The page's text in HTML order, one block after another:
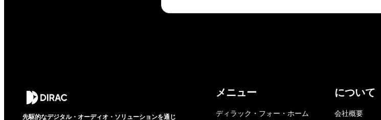
先駆的なデジタル・オーディオ・ソリューションを通じ
メニュー
ディラック・フォー・ホーム
について
会社概要